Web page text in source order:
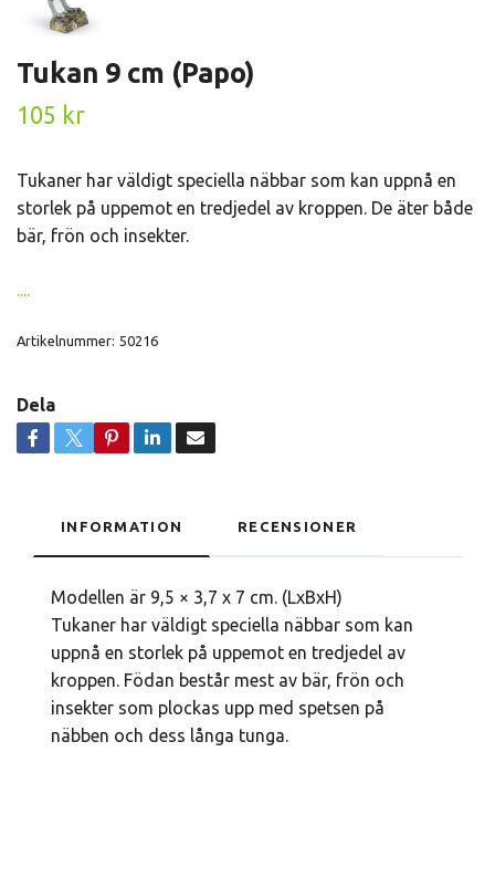
Tukan 9 cm (Papo)
105 kr
Tukaner har väldigt speciella näbbar som kan uppnå en
storlek på uppemot en tredjedel av kroppen. De äter både
bär, frön och insekter.
....
Artikelnummer: 50216
Dela
INFORMATION RECENSIONER
Modellen är 9,5 × 3,7 x 7 cm. (LxBxH)
Tukaner har väldigt speciella näbbar som kan
uppnå en storlek på uppemot en tredjedel av
kroppen. Födan består mest av bär, frön och
insekter som plockas upp med spetsen på
näbben och dess långa tunga.